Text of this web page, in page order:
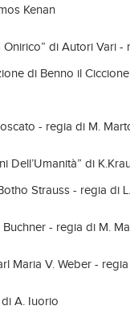
Kenan
Onirico” di Autori Vari -
di Benno il
- regia di M.
Dell’Umanità” di
Strauss - regia di
Buchner - regia di M.
Maria V. Weber -
di A. Iuorio